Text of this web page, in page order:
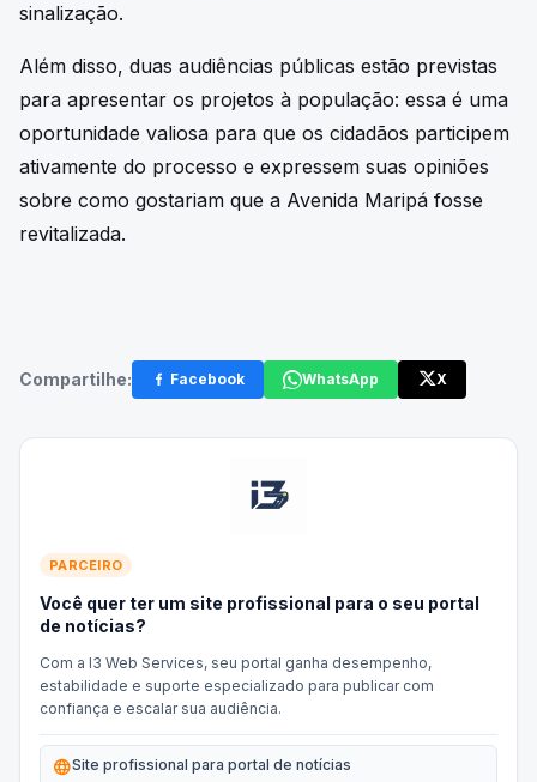
sinalização.
Além disso, duas audiências públicas estão previstas
para apresentar os projetos à população: essa é uma
oportunidade valiosa para que os cidadãos participem
ativamente do processo e expressem suas opiniões
sobre como gostariam que a Avenida Maripá fosse
revitalizada.
Compartilhe: Facebook WhatsApp X
PARCEIRO
Você quer ter um site profissional para o seu portal
de notícias?
Com a I3 Web Services, seu portal ganha desempenho,
estabilidade e suporte especializado para publicar com
confiança e escalar sua audiência.
languageSite profissional para portal de notícias